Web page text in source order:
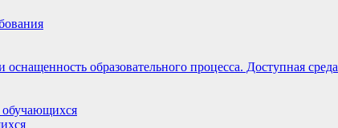
образовательного процесса. Доступная среда
обучающихся